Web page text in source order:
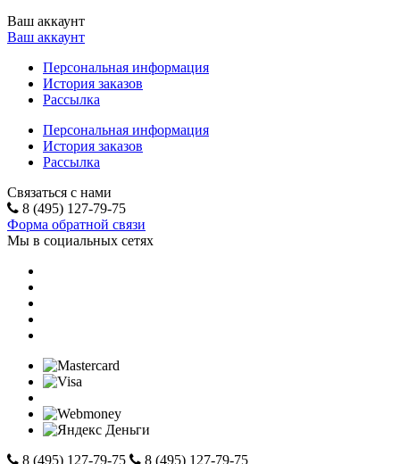
Ваш аккаунт
Ваш аккаунт
Персональная информация
История заказов
Рассылка
Персональная информация
История заказов
Рассылка
Связаться с нами
8 (495) 127-79-75
Форма обратной связи
Мы в социальных сетях
8 (495) 127-79-75 8 (495) 127-79-75